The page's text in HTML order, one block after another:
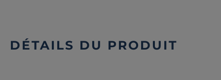
DÉTAILS DU PRODUIT